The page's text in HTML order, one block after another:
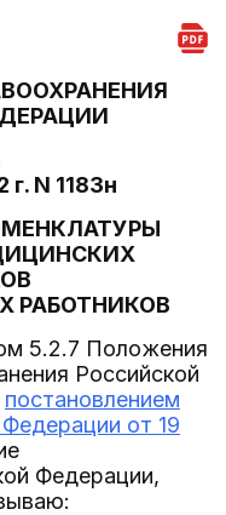
N 1183н
РАБОТНИКОВ
5.2.7 Положения
Российской
постановлением
от 19
Федерации,